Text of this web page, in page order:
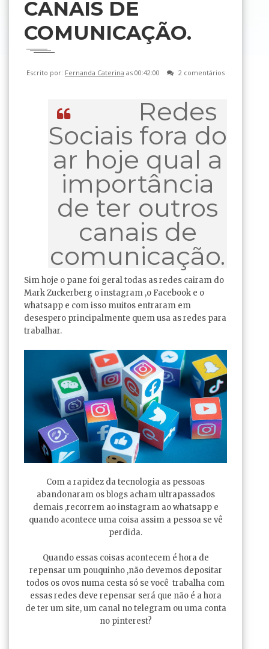
CANAIS DE
COMUNICAÇÃO.
Escrito por: Fernanda Caterina as 00:42:00 2 comentários
Redes
Sociais fora do
ar hoje qual a
importância
de ter outros
canais de
comunicação.
Sim hoje o pane foi geral todas as redes cairam do
Mark Zuckerberg o instagram ,o Facebook e o
whatsapp e com isso muitos entraram em
desespero principalmente quem usa as redes para
trabalhar.
Com a rapidez da tecnologia as pessoas
abandonaram os blogs acham ultrapassados
demais ,recorrem ao instagram ao whatsapp e
quando acontece uma coisa assim a pessoa se vê
perdida.
Quando essas coisas acontecem é hora de
repensar um pouquinho ,não devemos depositar
todos os ovos numa cesta só se você trabalha com
essas redes deve repensar será que não é a hora
de ter um site, um canal no telegram ou uma conta
no pinterest?